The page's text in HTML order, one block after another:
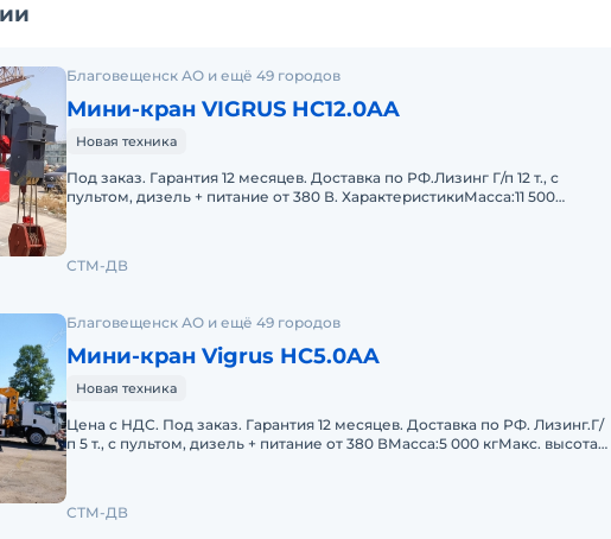
Благовещенск АО и ещё 49 городов
Мини-кран VIGRUS HC12.0AA
Новая техника
Под заказ. Гарантия 12 месяцев. Доставка по РФ.Лизинг Г/п 12 т., с
пультом, дизель + питание от 380 В. ХарактеристикиМасса:11 500
СТМ-ДВ
Благовещенск АО и ещё 49 городов
Мини-кран Vigrus HC5.0AA
Новая техника
Цена с НДС. Под заказ. Гарантия 12 месяцев. Доставка по РФ. Лизинг.Г/
п 5 т., с пультом, дизель + питание от 380 ВМасса:5 000 кгМакс. высота
СТМ-ДВ